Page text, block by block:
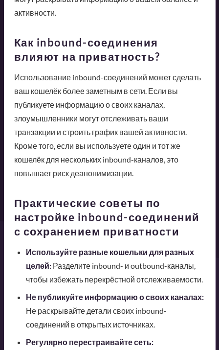
активности.
Как inbound-соединения
влияют на приватность?
Использование inbound-соединений может сделать
ваш кошелёк более заметным в сети. Если вы
публикуете информацию о своих каналах,
злоумышленники могут отслеживать ваши
транзакции и строить график вашей активности.
Кроме того, если вы используете один и тот же
кошелёк для нескольких inbound-каналов, это
повышает риск деанонимизации.
Практические советы по
настройке inbound-соединений
с сохранением приватности
Используйте разные кошельки для разных
целей:Разделите inbound- и outbound-каналы,
чтобы избежать перекрёстной отслеживаемости.
Не публикуйте информацию о своих каналах:
Не раскрывайте детали своих inbound-
соединений в открытых источниках.
Регулярно перестраивайте сеть: